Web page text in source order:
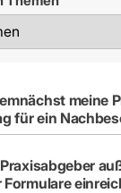
meine
für ein